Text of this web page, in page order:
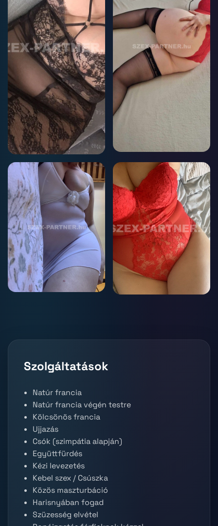
Szolgáltatások
Natúr francia
Natúr francia végén testre
Kölcsönös francia
Ujjazás
Csók (szimpátia alapján)
Együttfürdés
Kézi levezetés
Kebel szex / Csúszka
Közös maszturbáció
Harisnyában fogad
Szüzesség elvétel